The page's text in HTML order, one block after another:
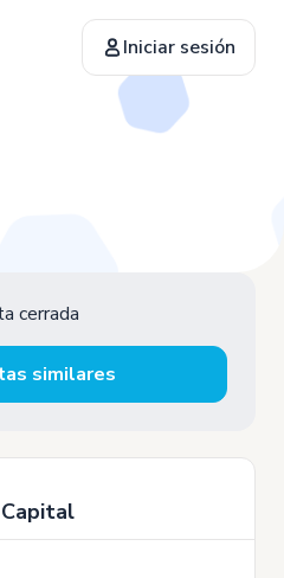
Iniciar sesión
cerrada
similares